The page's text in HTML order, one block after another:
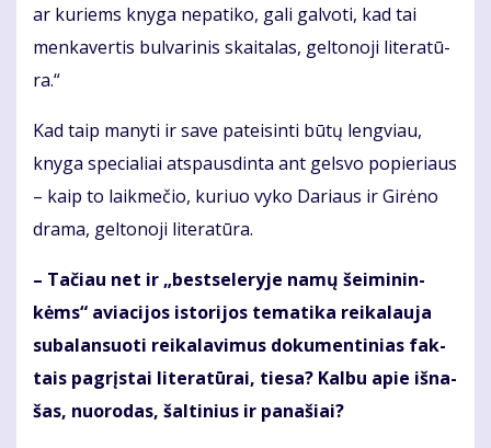
ar ku­riems kny­ga ne­pa­ti­ko, ga­li gal­vo­ti, kad tai
men­ka­ver­tis bul­va­ri­nis skai­ta­las, gel­to­no­ji li­te­ra­tū­
ra.“
Kad taip ma­ny­ti ir sa­ve pa­tei­sin­ti bū­tų leng­viau,
kny­ga spe­cia­liai at­spaus­din­ta ant gels­vo po­pie­riaus
– kaip to laik­me­čio, ku­riuo vy­ko Da­riaus ir Gi­rė­no
dra­ma, gel­to­no­ji li­te­ra­tū­ra.
– Ta­čiau net ir „best­se­leryje na­mų šei­mi­nin­
kėms“ avia­ci­jos is­to­ri­jos te­ma­ti­ka rei­ka­lau­ja
su­ba­lan­suo­ti rei­ka­la­vi­mus do­ku­men­ti­nias fak­
tais pa­grįs­tai li­te­ra­tū­rai, tie­sa? Kal­bu apie iš­na­
šas, nuo­ro­das, šal­ti­nius ir pa­na­šiai?